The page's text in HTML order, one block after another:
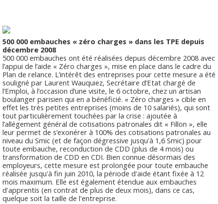
500 000 embauches « zéro charges » dans les TPE depuis
décembre 2008
500 000 embauches ont été réalisées depuis décembre 2008 avec
l’appui de l’aide « Zéro charges », mise en place dans le cadre du
Plan de relance. L’intérêt des entreprises pour cette mesure a été
souligné par Laurent Wauquiez, Secrétaire d’Etat chargé de
l’Emploi, à l’occasion d’une visite, le 6 octobre, chez un artisan
boulanger parisien qui en a bénéficié. « Zéro charges » cible en
effet les très petites entreprises (moins de 10 salariés), qui sont
tout particulièrement touchées par la crise : ajoutée à
l’allégement général de cotisations patronales dit « Fillon », elle
leur permet de s’exonérer à 100% des cotisations patronales au
niveau du Smic (et de façon dégressive jusqu'à 1,6 Smic) pour
toute embauche, reconduction de CDD (plus de 4 mois) ou
transformation de CDD en CDI. Bien connue désormais des
employeurs, cette mesure est prolongée pour toute embauche
réalisée jusqu'à fin juin 2010, la période d'aide étant fixée à 12
mois maximum. Elle est également étendue aux embauches
d'apprentis (en contrat de plus de deux mois), dans ce cas,
quelque soit la taille de l'entreprise.